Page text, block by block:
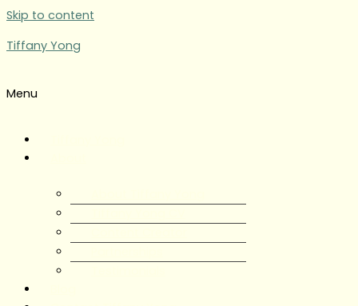
Skip to content
Tiffany Yong
Menu